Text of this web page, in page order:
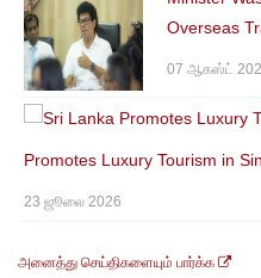
Overseas
07 ஆகஸ்ட்
Promotes Luxury Tourism in
23 ஜூலை 2026
அனைத்து செய்திகளையும் பார்க்க